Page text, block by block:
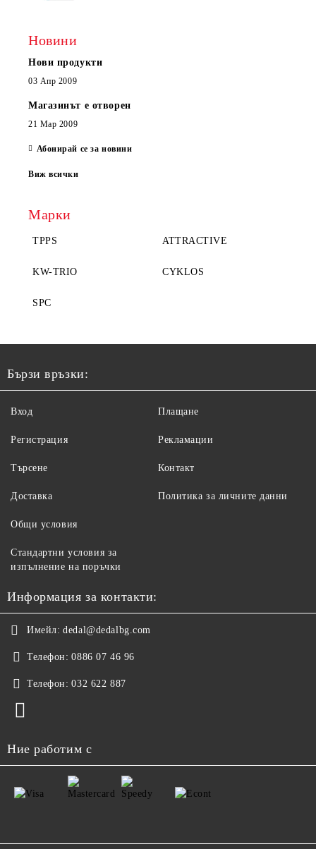
Новини
Нови продукти
03 Апр 2009
Магазинът е отворен
21 Мар 2009
Абонирай се за новини
Виж всички
Марки
TPPS ATTRACTIVE
KW-TRIO CYKLOS
SPC
Бързи връзки:
Вход
Регистрация
Търсене
Доставка
Плащане
Рекламации
Контакт
Политика за личните данни
Общи условия
Стандартни условия за
изпълнение на поръчки
Информация за контакти:
Имейл: dedal@dedalbg.com
Телефон: 0886 07 46 96
Телефон: 032 622 887
Ние работим с